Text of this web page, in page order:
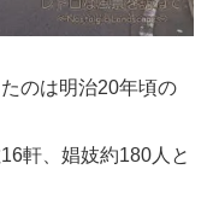
のは明治20年頃の
軒、娼妓約180人と